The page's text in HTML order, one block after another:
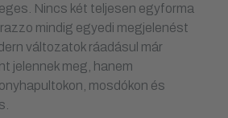
Nincs két teljesen egyforma
mindig egyedi megjelenést
változatok ráadásul már
jelennek meg, hanem
mosdókon és